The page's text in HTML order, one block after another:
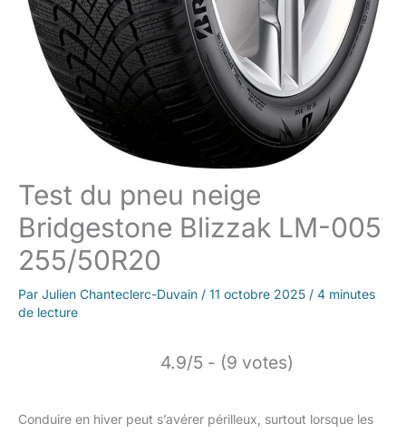
Test du pneu neige
Bridgestone Blizzak LM-005
255/50R20
Par Julien Chanteclerc-Duvain / 11 octobre 2025 / 4 minutes
de lecture
4.9/5 - (9 votes)
Conduire en hiver peut s’avérer périlleux, surtout lorsque les